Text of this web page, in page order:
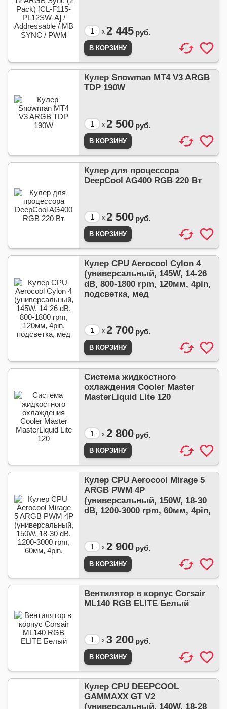
x 2 445 руб.
Кулер Snowman MT4 V3 ARGB
TDP 190W
x 2 500 руб.
Кулер для процессора
DeepCool AG400 RGB 220 Вт
x 2 500 руб.
Кулер CPU Aerocool Cylon 4
(универсальный, 145W, 14-26
dB, 800-1800 rpm, 120мм, 4pin,
подсветка, мед
x 2 700 руб.
Система жидкостного
охлаждения Cooler Master
MasterLiquid Lite 120
x 2 800 руб.
Кулер CPU Aerocool Mirage 5
ARGB PWM 4P
(универсальный, 150W, 18-30
dB, 1200-3000 rpm, 60мм, 4pin,
x 2 900 руб.
Вентилятор в корпус Corsair
ML140 RGB ELITE Белый
x 3 200 руб.
Кулер CPU DEEPCOOL
GAMMAXX GT V2
(универсальный, 140W, 18-28